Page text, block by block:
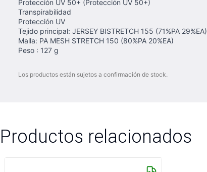
Protección UV 50+ (Protección UV 50+)
Transpirabilidad
Protección UV
Tejido principal: JERSEY BISTRETCH 155 (71%PA 29%EA)
Malla: PA MESH STRETCH 150 (80%PA 20%EA)
Peso : 127 g
Los productos están sujetos a confirmación de stock.
Productos relacionados